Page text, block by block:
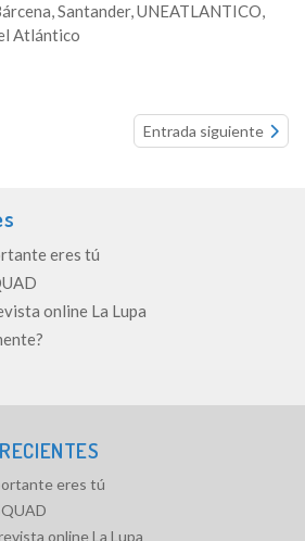
,Santander,UNEATLANTICO,
Atlántico
Entrada siguiente
eres tú
online La Lupa
eres tú
online La Lupa